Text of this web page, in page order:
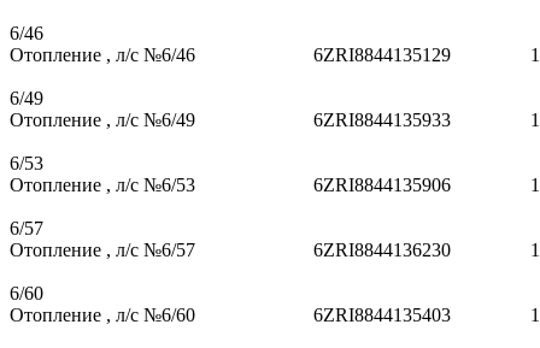
6/46
Отопление , л/с №6/46
6ZRI8844135129
6/49
Отопление , л/с №6/49
6ZRI8844135933
6/53
Отопление , л/с №6/53
6ZRI8844135906
6/57
Отопление , л/с №6/57
6ZRI8844136230
6/60
Отопление , л/с №6/60
6ZRI8844135403